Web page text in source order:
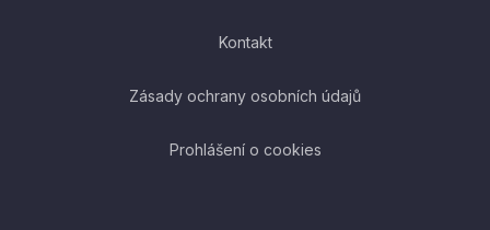
Kontakt
Zásady ochrany osobních údajů
Prohlášení o cookies